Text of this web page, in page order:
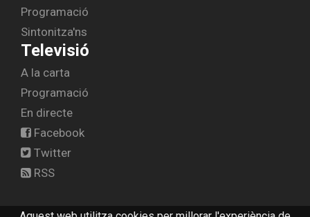
Programació
Sintonitza'ns
Televisió
A la carta
Programació
En directe
Facebook
Twitter
RSS